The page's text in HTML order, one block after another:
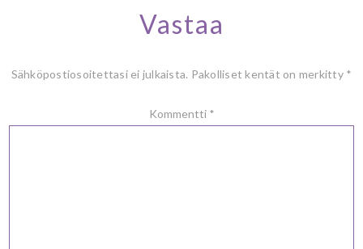
Vastaa
Sähköpostiosoitettasi ei julkaista. Pakolliset kentät on merkitty *
Kommentti *